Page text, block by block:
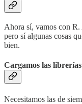
Ahora sí, vamos con
pero sí algunas cosas
bien.
Cargamos las librerías
Necesitamos las de